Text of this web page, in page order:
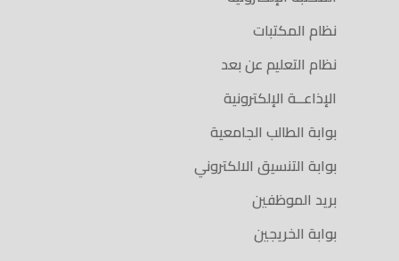
نظام المكتبات
نظام التعليم عن بعد
الإذاعــة الإلكترونية
بوابة الطالب الجامعية
بوابة التنسيق الالكتروني
بريد الموظفين
بوابة الخريجين